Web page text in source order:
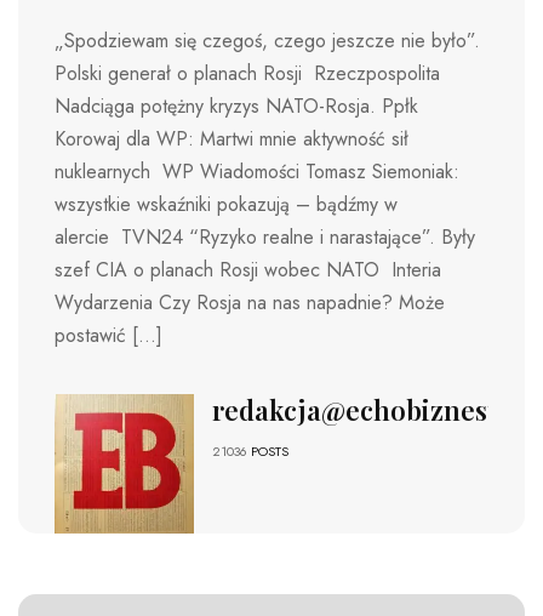
„Spodziewam się czegoś, czego jeszcze nie było”.
Polski generał o planach Rosji Rzeczpospolita
Nadciąga potężny kryzys NATO-Rosja. Ppłk
Korowaj dla WP: Martwi mnie aktywność sił
nuklearnych WP Wiadomości Tomasz Siemoniak:
wszystkie wskaźniki pokazują – bądźmy w
alercie TVN24 “Ryzyko realne i narastające”. Były
szef CIA o planach Rosji wobec NATO Interia
Wydarzenia Czy Rosja na nas napadnie? Może
postawić […]
redakcja@echobiznesu.pl
21036 POSTS